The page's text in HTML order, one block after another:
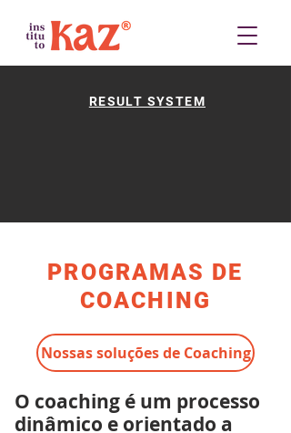
RESULT SYSTEM
PROGRAMAS DE
COACHING
Nossas soluções de Coaching
O coaching é um processo
dinâmico e orientado a